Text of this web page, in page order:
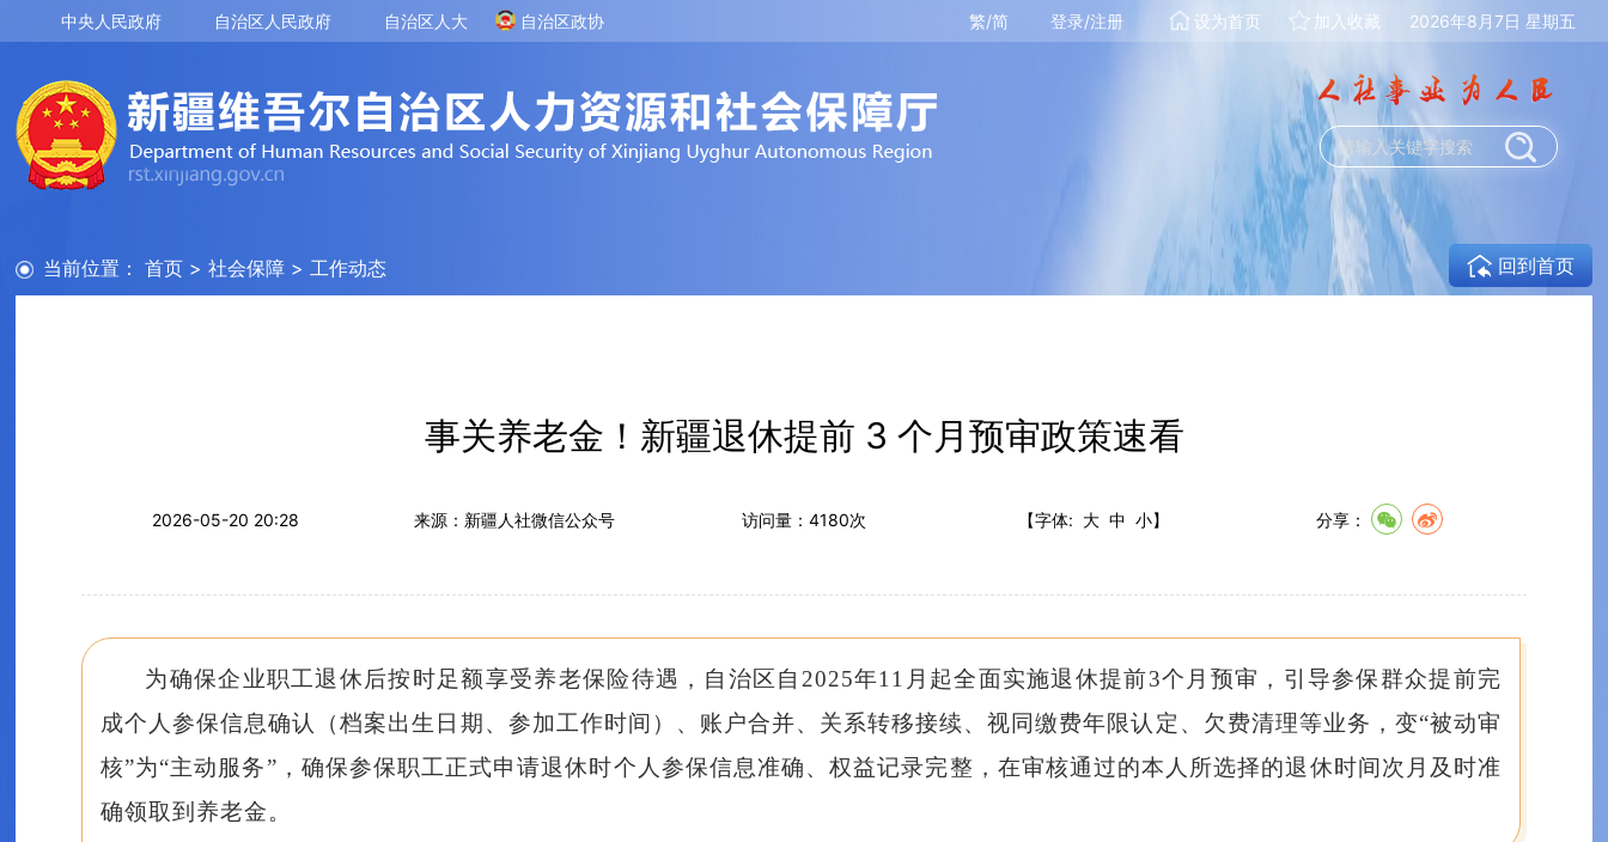
中央人民政府 自治区人民政府 自治区人大 自治区政协 2026年8月7日 星期五
加入收藏
设为首页
登录/注册
繁/简
当前位置： 首页 > 社会保障 > 工作动态 回到首页
事关养老金！新疆退休提前 3 个月预审政策速看
2026-05-20 20:28 来源：新疆人社微信公众号 访问量： 4180次 【字体: 大 中 小】 分享：
为确保企业职工退休后按时足额享受养老保险待遇，自治区自2025年11月起全面实施退休提前3个月预审，引导参保群众提前完
成个人参保信息确认（档案出生日期、参加工作时间）、账户合并、关系转移接续、视同缴费年限认定、欠费清理等业务，变“被动审
核”为“主动服务”，确保参保职工正式申请退休时个人参保信息准确、权益记录完整，在审核通过的本人所选择的退休时间次月及时准
确领取到养老金。